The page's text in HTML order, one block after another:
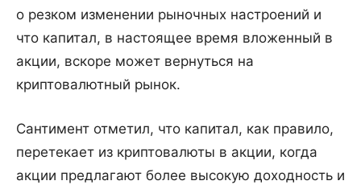
о резком изменении рыночных настроений и
что капитал, в настоящее время вложенный в
акции, вскоре может вернуться на
криптовалютный рынок.
Сантимент отметил, что капитал, как правило,
перетекает из криптовалюты в акции, когда
акции предлагают более высокую доходность и